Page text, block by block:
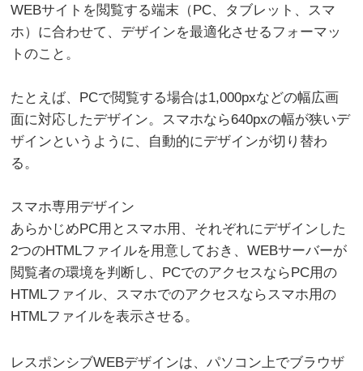
WEBサイトを閲覧する端末（PC、タブレット、スマ
ホ）に合わせて、デザインを最適化させるフォーマッ
トのこと。
たとえば、PCで閲覧する場合は1,000pxなどの幅広画
面に対応したデザイン。スマホなら640pxの幅が狭いデ
ザインというように、自動的にデザインが切り替わ
る。
スマホ専用デザイン
あらかじめPC用とスマホ用、それぞれにデザインした
2つのHTMLファイルを用意しておき、WEBサーバーが
閲覧者の環境を判断し、PCでのアクセスならPC用の
HTMLファイル、スマホでのアクセスならスマホ用の
HTMLファイルを表示させる。
レスポンシブWEBデザインは、パソコン上でブラウザ